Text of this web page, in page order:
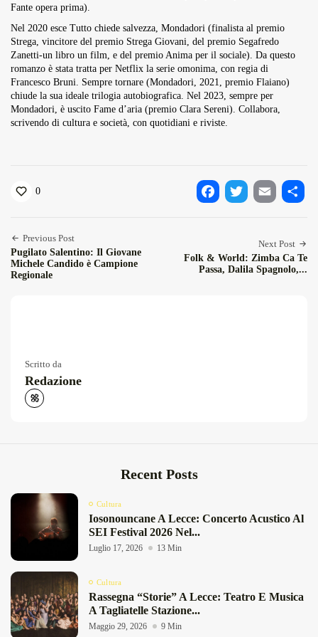
Fante opera prima).
Nel 2020 esce Tutto chiede salvezza, Mondadori (finalista al premio
Strega, vincitore del premio Strega Giovani, del premio Segafredo
Zanetti-un libro un film, e del premio Anima per il sociale). Da questo
romanzo è stata tratta per Netflix la serie omonima, con regia di
Francesco Bruni. Sempre tornare (Mondadori, 2021, premio Flaiano)
chiude la sua ideale trilogia autobiografica. Nel 2023, sempre per
Mondadori, è uscito Fame d’aria (premio Clara Sereni). Collabora,
scrivendo di cultura e società, con quotidiani e riviste.
0
Previous Post
Pugilato Salentino: Il Giovane
Michele Candido è Campione
Regionale
Next Post
Folk & World: Zimba Ca Te
Passa, Dalila Spagnolo,...
Scritto da
Redazione
Recent Posts
Cultura
Iosonouncane A Lecce: Concerto Acustico Al
SEI Festival 2026 Nel...
Luglio 17, 2026 13 Min
Cultura
Rassegna “Storie” A Lecce: Teatro E Musica
A Tagliatelle Stazione...
Maggio 29, 2026 9 Min